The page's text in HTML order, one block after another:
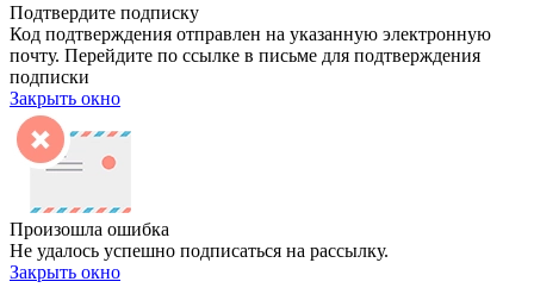
Подтвердите подписку
Код подтверждения отправлен на указанную электронную
почту. Перейдите по ссылке в письме для подтверждения
подписки
Закрыть окно
Произошла ошибка
Не удалось успешно подписаться на рассылку.
Закрыть окно